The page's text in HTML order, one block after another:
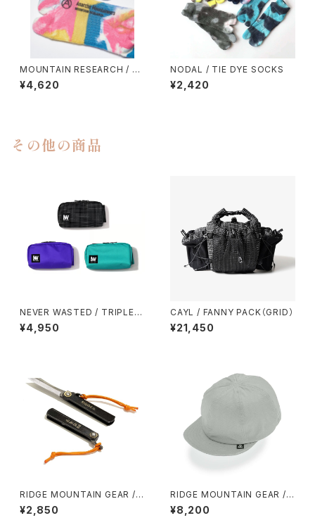
MOUNTAIN RESEARCH / TI
E DYE TABI
¥4,620
NODAL / TIE DYE SOCKS
¥2,420
その他の商品
NEVER WASTED / TRIPLEY
ES
¥4,950
CAYL / FANNY PACK（GRID）
¥21,450
RIDGE MOUNTAIN GEAR /
肥後守 MICRO KNIFE
¥2,850
RIDGE MOUNTAIN GEAR / B
ASIC CAP（NT）EXTRA
¥8,200